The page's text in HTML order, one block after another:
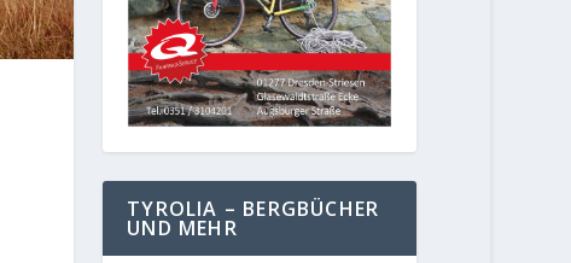
TYROLIA – BERGBÜCHER
UND MEHR